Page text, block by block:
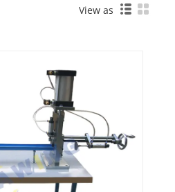
View as